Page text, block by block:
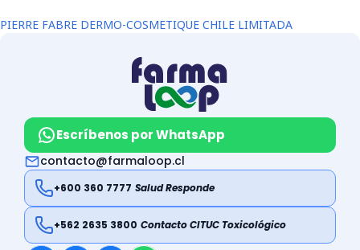
PIERRE FABRE DERMO-COSMETIQUE CHILE LIMITADA
Escríbenos por WhatsApp
contacto@farmaloop.cl
+600 360 7777 Salud Responde
+562 2635 3800 Contacto CITUC Toxicológico